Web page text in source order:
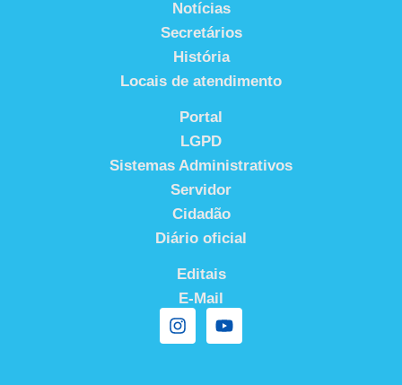
Notícias
Secretários
História
Locais de atendimento
Portal
LGPD
Sistemas Administrativos
Servidor
Cidadão
Diário oficial
Editais
E-Mail